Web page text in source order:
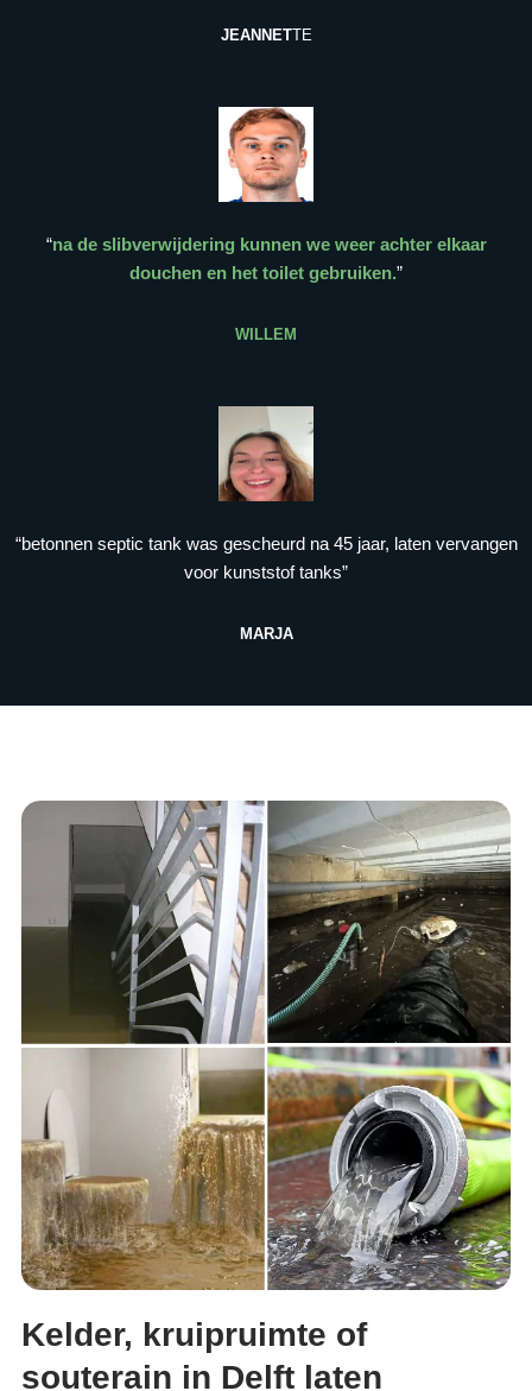
JEANNETTE
“na de slibverwijdering kunnen we weer achter elkaar
douchen en het toilet gebruiken.”
WILLEM
“betonnen septic tank was gescheurd na 45 jaar, laten vervangen
voor kunststof tanks”
MARJA
Kelder, kruipruimte of
souterain in Delft laten